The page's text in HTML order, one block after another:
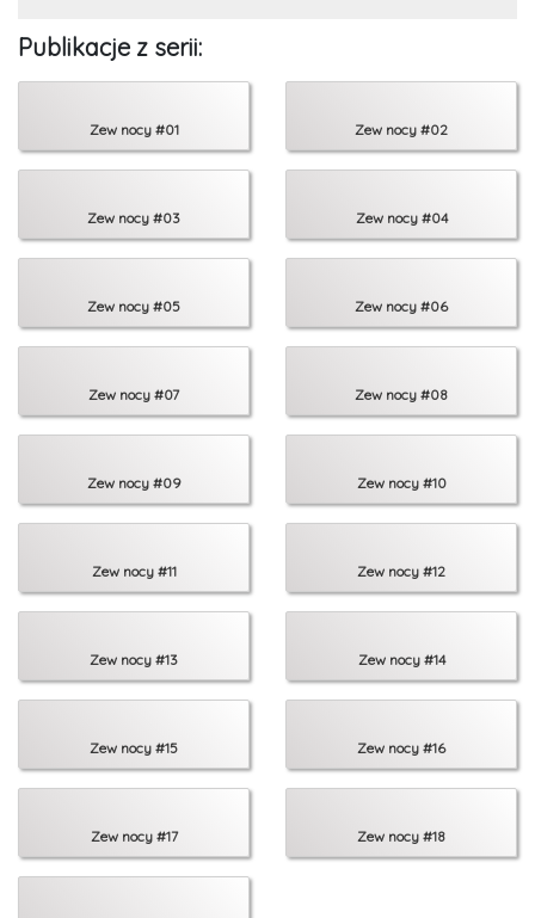
Publikacje z serii:
Zew nocy #01 Zew nocy #02
Zew nocy #03 Zew nocy #04
Zew nocy #05 Zew nocy #06
Zew nocy #07 Zew nocy #08
Zew nocy #09 Zew nocy #10
Zew nocy #11 Zew nocy #12
Zew nocy #13 Zew nocy #14
Zew nocy #15 Zew nocy #16
Zew nocy #17 Zew nocy #18